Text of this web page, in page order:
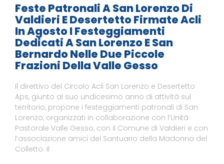
Feste Patronali A San Lorenzo Di
Valdieri E Desertetto Firmate Acli
In Agosto I Festeggiamenti
Dedicati A San Lorenzo E San
Bernardo Nelle Due Piccole
Frazioni Della Valle Gesso
Il direttivo del Circolo Acli San Lorenzo e Desertetto
Aps, giunto al suo undicesimo anno di attività sul
territorio, propone i festeggiamenti patronali di San
Lorenzo, organizzati in collaborazione con l’Unità
Pastorale Valle Gesso, con il Comune di Valdieri e con
l’associazione amici del Santuario della Madonna del
Colletto. Il